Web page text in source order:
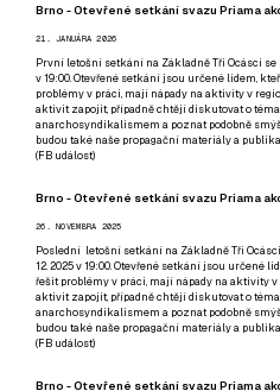
Brno - Otevřené setkání svazu Priama
21. JANUÁRA 2026
První letošní setkání na Základně Tři Ocásci se
v 19:00. Otevřené setkání jsou určené lidem,
problémy v práci, mají nápady na aktivity v
aktivit zapojit, případně chtějí diskutovat o
anarchosyndikalismem a poznat podobně
budou také naše propagační materiály a
(FB událost)
Brno - Otevřené setkání svazu Priama
26. NOVEMBRA 2025
Poslední letošní setkání na Základně Tři
12. 2025 v 19:00. Otevřené setkání jsou určené
řešit problémy v práci, mají nápady na aktivity
aktivit zapojit, případně chtějí diskutovat o
anarchosyndikalismem a poznat podobně
budou také naše propagační materiály a
(FB událost)
Brno - Otevřené setkání svazu Priama